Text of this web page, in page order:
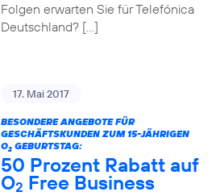
Folgen erwarten Sie für Telefónica
Deutschland? […]
17. Mai 2017
BESONDERE ANGEBOTE FÜR
GESCHÄFTSKUNDEN ZUM 15-JÄHRIGEN
O2GEBURTSTAG:
50 Prozent Rabatt auf
O2 Free Business